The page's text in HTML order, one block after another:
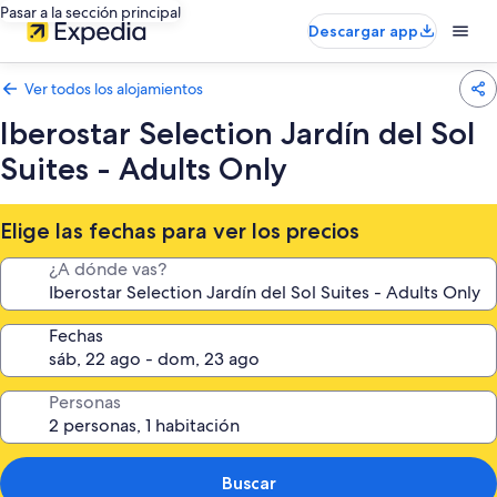
Pasar a la sección principal
Descargar app
Ver todos los alojamientos
Iberostar Selection Jardín del Sol
Suites - Adults Only
Elige las fechas para ver los precios
¿A dónde vas?
Fechas
Personas
Buscar